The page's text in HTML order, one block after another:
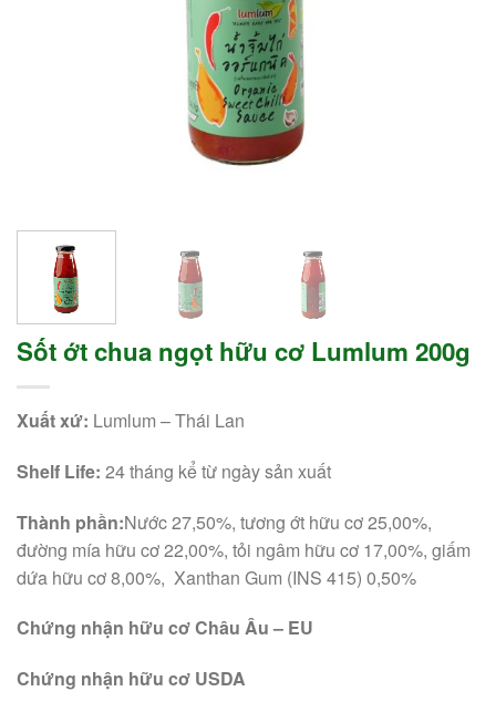
Sốt ớt chua ngọt hữu cơ Lumlum 200g
Xuất xứ: Lumlum – Thái Lan
Shelf Life: 24 tháng kể từ ngày sản xuất
Thành phần:Nước 27,50%, tương ớt hữu cơ 25,00%,
đường mía hữu cơ 22,00%, tỏi ngâm hữu cơ 17,00%, giấm
dứa hữu cơ 8,00%, Xanthan Gum (INS 415) 0,50%
Chứng nhận hữu cơ Châu Âu – EU
Chứng nhận hữu cơ USDA